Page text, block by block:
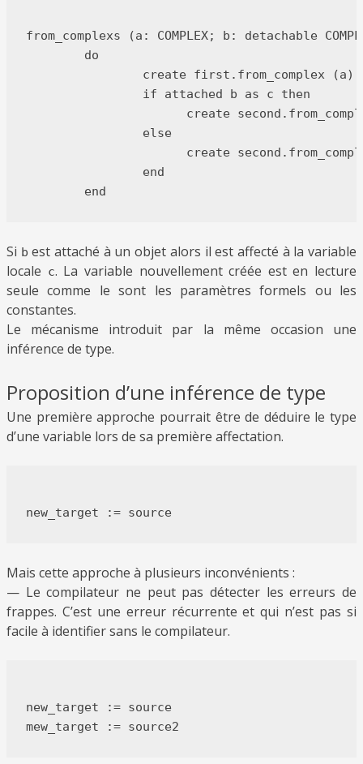
from_complexs (a: COMPLEX; b: detachable
Si b est attaché à un objet alors il est affecté à la variable
locale c. La variable nouvellement créée est en lecture
seule comme le sont les paramètres formels ou les
constantes.
Le mécanisme introduit par la même occasion une
inférence de type.
Proposition d’une inférence de type
Une première approche pourrait être de déduire le type
d’une variable lors de sa première affectation.
Mais cette approche à plusieurs inconvénients :
— Le compilateur ne peut pas détecter les erreurs de
frappes. C’est une erreur récurrente et qui n’est pas si
facile à identifier sans le compilateur.
new_target := source